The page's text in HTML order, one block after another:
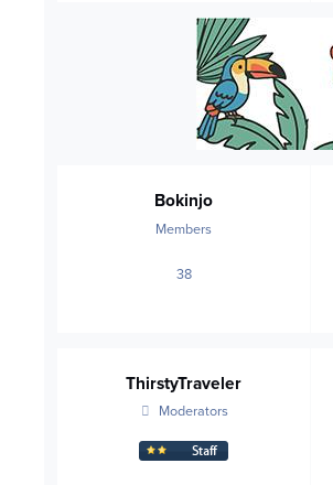
Bokinjo
Members
38posts
ThirstyTraveler
Moderators